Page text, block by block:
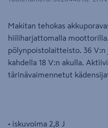
Makitan tehokas
hiiliharjattomalla
pölynpoistolaitteisto. 36 V:n
kahdella 18 V:n akulla.
tärinävaimennetut
• iskuvoima 2,8 J